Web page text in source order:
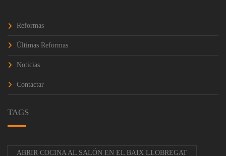
Reformas
Últimas Reformas
Noticias
Contactar
TAGS
ABRIR COCINA AL SALÓN EN EL BAIX LLOBREGAT